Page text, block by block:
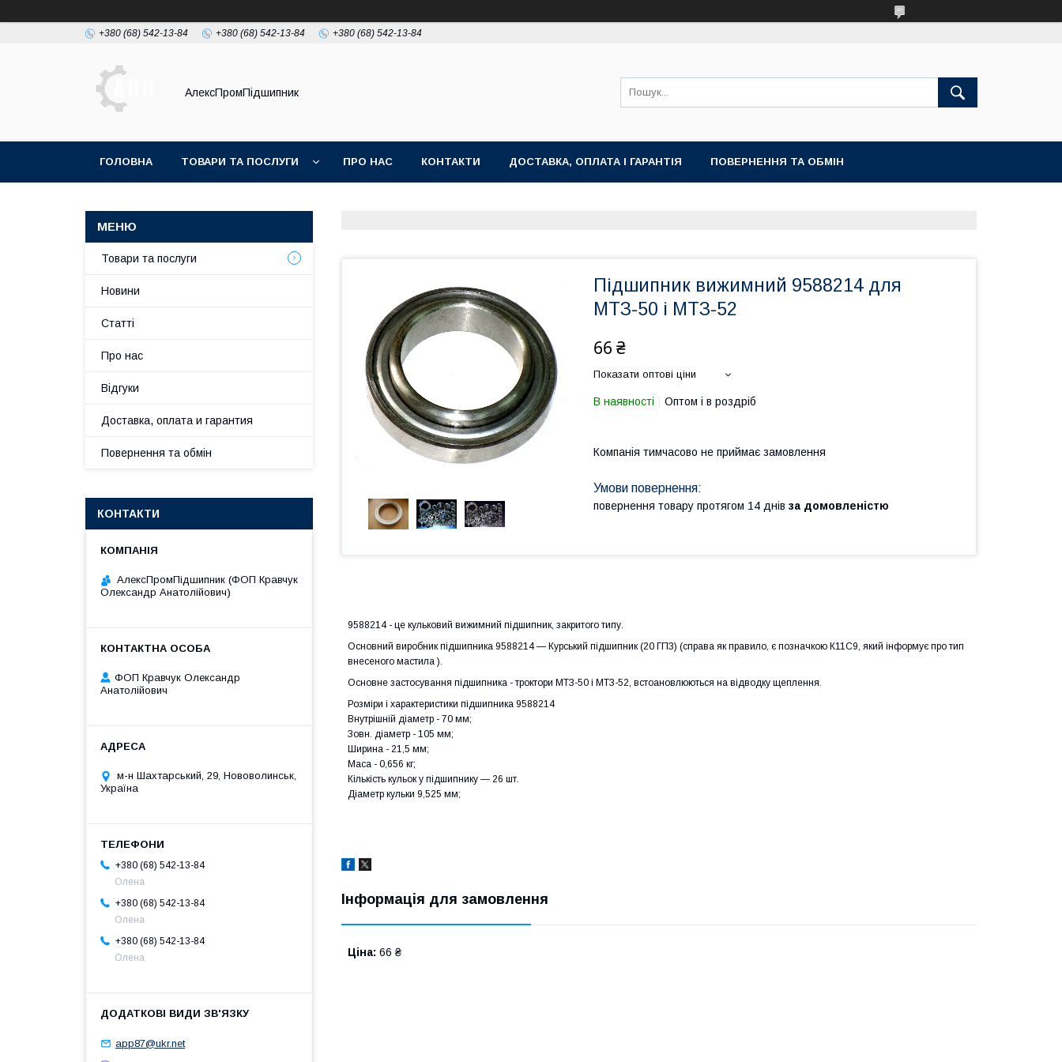
+380 (68) 542-13-84 +380 (68) 542-13-84 +380 (68) 542-13-84
АлексПромПідшипник
ГОЛОВНА ТОВАРИ ТА ПОСЛУГИ ПРО НАС КОНТАКТИ ДОСТАВКА, ОПЛАТА І ГАРАНТІЯ ПОВЕРНЕННЯ ТА ОБМІН
Підшипник вижимний 9588214 для
МТЗ-50 і МТЗ-52
66 ₴
Показати оптові ціни
В наявності Оптом і в роздріб
Компанія тимчасово не приймає замовлення
повернення товару протягом 14 днів за домовленістю
9588214 - це кульковий вижимний підшипник, закритого типу.
Основний виробник підшипника 9588214 — Курський підшипник (20 ГПЗ) (справа як правило, є позначкою К11C9, який інформує про тип
внесеного мастила ).
Основне застосування підшипника - троктори МТЗ-50 і МТЗ-52, встоановлюються на відводку щеплення.
Розміри і характеристики підшипника 9588214
Внутрішній діаметр - 70 мм;
Зовн. діаметр - 105 мм;
Ширина - 21,5 мм;
Маса - 0,656 кг;
Кількість кульок у підшипнику — 26 шт.
Діаметр кульки 9,525 мм;
Інформація для замовлення
Ціна: 66 ₴
Товари та послуги
Новини
Статті
Про нас
Відгуки
Доставка, оплата и гарантия
Повернення та обмін
КОНТАКТИ
АлексПромПідшипник (ФОП Кравчук
Олександр Анатолійович)
ФОП Кравчук Олександр
Анатолійович
м-н Шахтарський, 29, Нововолинськ,
Україна
+380 (68) 542-13-84
Олена
+380 (68) 542-13-84
Олена
+380 (68) 542-13-84
Олена
app87@ukr.net